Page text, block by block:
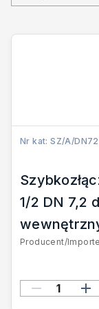
Nr kat: SZ/A/
1/2 DN 7,2
Producent/